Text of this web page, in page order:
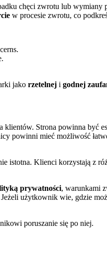
chęci zwrotu lub wymiany
w procesie zwrotu, co
jako rzetelnej i godnej
Strona powinna być
powinni mieć możliwość
istotna. Klienci korzystają z
prywatności, warunkami
Jeżeli użytkownik wie, gdzie
poruszanie się po niej.